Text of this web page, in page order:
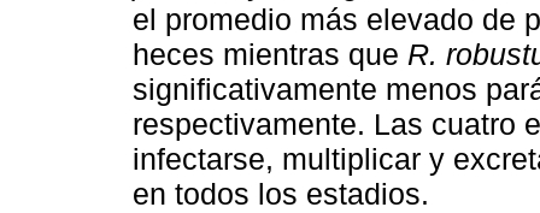
el promedio más elevado de
heces mientras que R.
significativamente menos
respectivamente. Las cuatro
infectarse, multiplicar y
en todos los estadios.